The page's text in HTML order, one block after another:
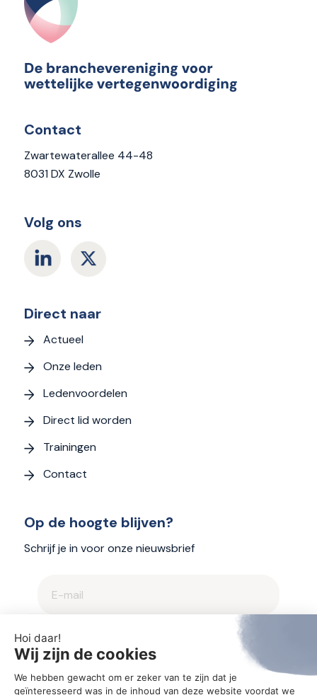
Contact
Zwartewaterallee 44-48
8031 DX Zwolle
Volg ons
Direct naar
Actueel
Onze leden
Ledenvoordelen
Direct lid worden
Trainingen
Contact
Op de hoogte blijven?
Schrijf je in voor onze nieuwsbrief